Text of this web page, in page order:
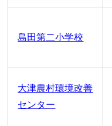
島田第二小学校
大津農村環境改善
センター